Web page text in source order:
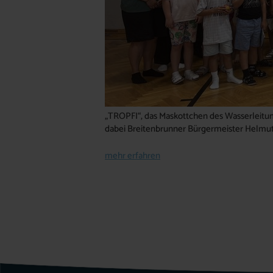
„TROPFI“, das Maskottchen des
dabei Breitenbrunner Bürgermeister
mehr erfahren